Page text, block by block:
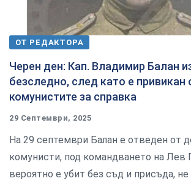
ОТ РЕДАКТОРА
Черен ден: Кап. Владимир Балан
безследно, след като e привикан
комунистите за справка
29 Септември, 2025
На 29 септември Балан е отведен от
комунисти, под командването на Лев
вероятно е убит без съд и присъда,